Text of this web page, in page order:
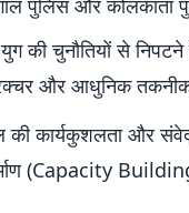
पुलिस और कोलकाता
की चुनौतियों से
और आधुनिक
की कार्यकुशलता और
(Capacity